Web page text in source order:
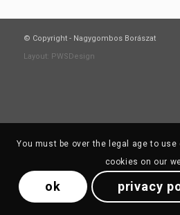
© Copyright - Nagygombos Borászat
Layout:
PWSDesign
You must be over the legal age to use
cookies on our
ok privacy